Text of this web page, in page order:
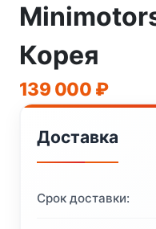
Корея
139 000 ₽
Доставка
Срок доставки: